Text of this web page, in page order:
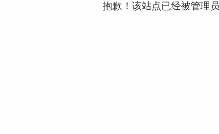
抱歉！该站点已经被管理